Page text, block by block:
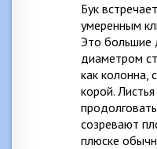
Бук
умеренным
Это большие
диаметром
как колонна,
корой.
созревают
плюске